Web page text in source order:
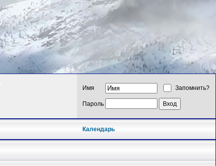
Имя Запомнить?
Пароль
Календарь